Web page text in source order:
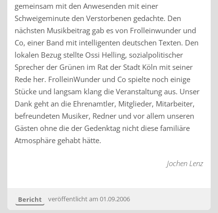
gemeinsam mit den Anwesenden mit einer
Schweigeminute den Verstorbenen gedachte. Den
nächsten Musikbeitrag gab es von Frolleinwunder und
Co, einer Band mit intelligenten deutschen Texten. Den
lokalen Bezug stellte Ossi Helling, sozialpolitischer
Sprecher der Grünen im Rat der Stadt Köln mit seiner
Rede her. FrolleinWunder und Co spielte noch einige
Stücke und langsam klang die Veranstaltung aus. Unser
Dank geht an die Ehrenamtler, Mitglieder, Mitarbeiter,
befreundeten Musiker, Redner und vor allem unseren
Gästen ohne die der Gedenktag nicht diese familiäre
Atmosphäre gehabt hätte.
Jochen Lenz
Bericht veröffentlicht am 01.09.2006